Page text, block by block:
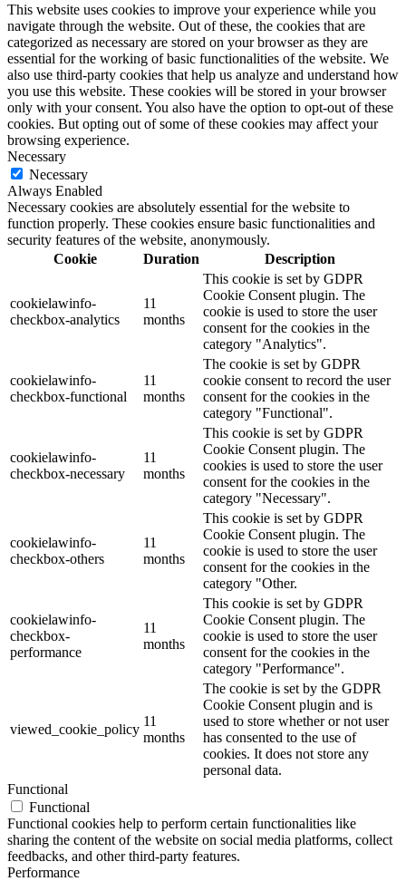
This website uses cookies to improve your experience while you
navigate through the website. Out of these, the cookies that are
categorized as necessary are stored on your browser as they are
essential for the working of basic functionalities of the website. We
also use third-party cookies that help us analyze and understand how
you use this website. These cookies will be stored in your browser
only with your consent. You also have the option to opt-out of these
cookies. But opting out of some of these cookies may affect your
browsing experience.
Necessary
Necessary
Always Enabled
Necessary cookies are absolutely essential for the website to
function properly. These cookies ensure basic functionalities and
security features of the website, anonymously.
Cookie
Duration Description
cookielawinfo-
checkbox-analytics
11
months
This cookie is set by GDPR
Cookie Consent plugin. The
cookie is used to store the user
consent for the cookies in the
category "Analytics".
cookielawinfo-
checkbox-functional
11
months
The cookie is set by GDPR
cookie consent to record the user
consent for the cookies in the
category "Functional".
cookielawinfo-
checkbox-necessary
11
months
This cookie is set by GDPR
Cookie Consent plugin. The
cookies is used to store the user
consent for the cookies in the
category "Necessary".
cookielawinfo-
checkbox-others
11
months
This cookie is set by GDPR
Cookie Consent plugin. The
cookie is used to store the user
consent for the cookies in the
category "Other.
cookielawinfo-
checkbox-
performance
11
months
This cookie is set by GDPR
Cookie Consent plugin. The
cookie is used to store the user
consent for the cookies in the
category "Performance".
viewed_cookie_policy
11
months
The cookie is set by the GDPR
Cookie Consent plugin and is
used to store whether or not user
has consented to the use of
cookies. It does not store any
personal data.
Functional
Functional
Functional cookies help to perform certain functionalities like
sharing the content of the website on social media platforms, collect
feedbacks, and other third-party features.
Performance